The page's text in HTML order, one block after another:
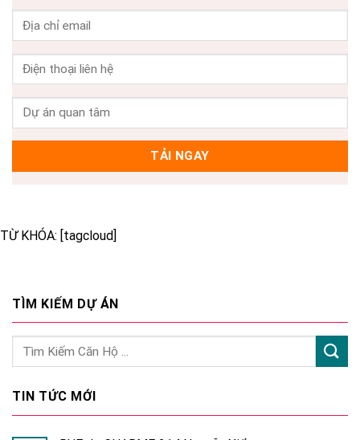
TỪ KHÓA: [tagcloud]
TÌM KIẾM DỰ ÁN
TIN TỨC MỚI